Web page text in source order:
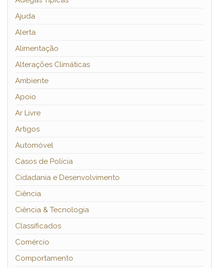
Ajuda
Alerta
Alimentação
Alterações Climáticas
Ambiente
Apoio
Ar Livre
Artigos
Automóvel
Casos de Polícia
Cidadania e Desenvolvimento
Ciência
Ciência & Tecnologia
Classificados
Comércio
Comportamento